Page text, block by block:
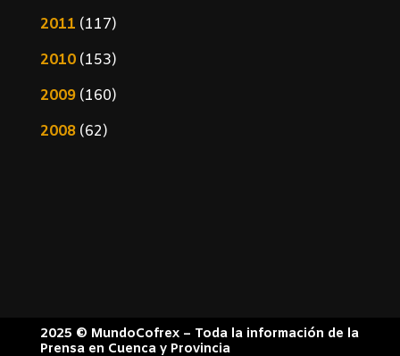
2011 (117)
2010(153)
2009(160)
2008(62)
2025 © MundoCofrex – Toda la información de la
Prensa en Cuenca y Provincia